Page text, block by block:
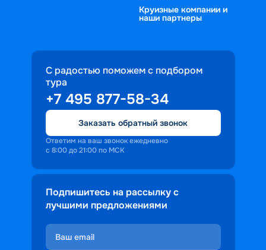
Круизные компании и
наши партнеры
С радостью поможем с подбором
тура
+7 495 877-58-34
Заказать обратный звонок
Ответим на ваш звонок ежедневно
с 8:00 до 21:00 по МСК
Подпишитесь на рассылку с
лучшими предложениями